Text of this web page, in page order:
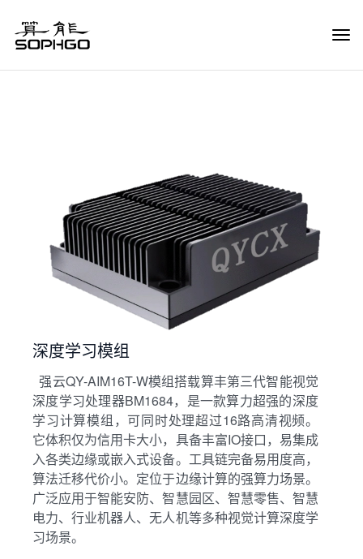
深度学习模组
强云QY-AIM16T-W模组搭载算丰第三代智能视觉
深度学习处理器BM1684，是一款算力超强的深度
学习计算模组，可同时处理超过16路高清视频。
它体积仅为信用卡大小，具备丰富IO接口，易集成
入各类边缘或嵌入式设备。工具链完备易用度高，
算法迁移代价小。定位于边缘计算的强算力场景。
广泛应用于智能安防、智慧园区、智慧零售、智慧
电力、行业机器人、无人机等多种视觉计算深度学
习场景。